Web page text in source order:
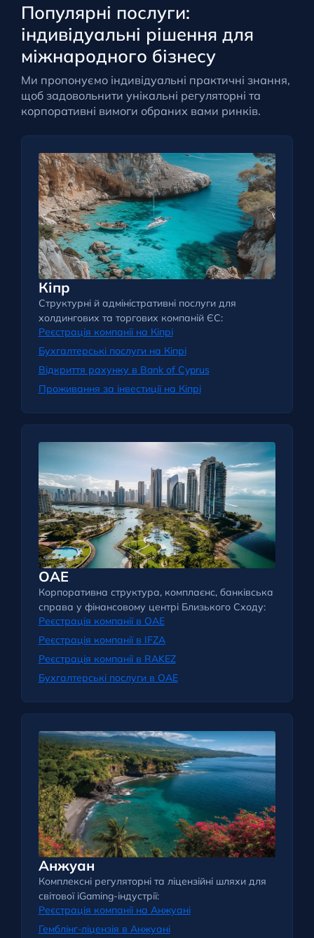
Популярні послуги:
індивідуальні рішення для
міжнародного бізнесу
Ми пропонуємо індивідуальні практичні знання,
щоб задовольнити унікальні регуляторні та
корпоративні вимоги обраних вами ринків.
Кіпр
Структурні й адміністративні послуги для
холдингових та торгових компаній ЄС:
Реєстрація компанії на Кіпрі
Бухгалтерські послуги на Кіпрі
Відкриття рахунку в Bank of Cyprus
Проживання за інвестиції на Кіпрі
ОАЕ
Корпоративна структура, комплаєнс, банківська
справа у фінансовому центрі Близького Сходу:
Реєстрація компанії в ОАЕ
Реєстрація компанії в IFZA
Реєстрація компанії в RAKEZ
Бухгалтерські послуги в ОАЕ
Анжуан
Комплексні регуляторні та ліцензійні шляхи для
світової iGaming-індустрії:
Реєстрація компанії на Анжуані
Гемблінг-ліцензія в Анжуані